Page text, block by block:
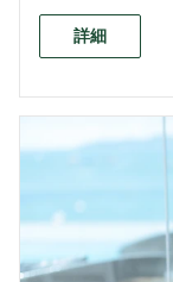
詳細